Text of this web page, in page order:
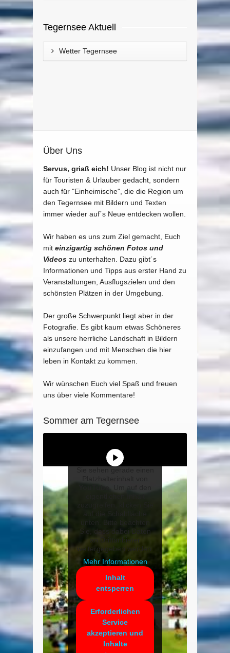
Tegernsee Aktuell
Wetter Tegernsee
Über Uns
Servus, griaß eich! Unser Blog ist nicht nur
für Touristen & Urlauber gedacht, sondern
auch für "Einheimische", die die Region um
den Tegernsee mit Bildern und Texten
immer wieder auf´s Neue entdecken wollen.
Wir haben es uns zum Ziel gemacht, Euch
mit einzigartig schönen Fotos und
Videos zu unterhalten. Dazu gibt´s
Informationen und Tipps aus erster Hand zu
Veranstaltungen, Ausflugszielen und den
schönsten Plätzen in der Umgebung.
Der große Schwerpunkt liegt aber in der
Fotografie. Es gibt kaum etwas Schöneres
als unsere herrliche Landschaft in Bildern
einzufangen und mit Menschen die hier
leben in Kontakt zu kommen.
Wir wünschen Euch viel Spaß und freuen
uns über viele Kommentare!
Sommer am Tegernsee
YouTube
unten. Bitte beachten
Sie, dass dabei Daten
an Drittanbieter
weitergegeben werden.
Mehr Informationen
Inhalt
entsperren
Erforderlichen
Service
akzeptieren und
Inhalte